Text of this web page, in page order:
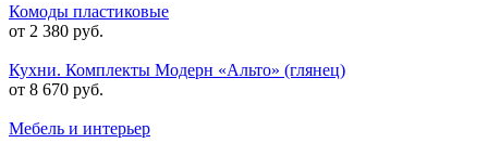
Комоды пластиковые
от 2 380 руб.
Кухни. Комплекты Модерн «Альто» (глянец)
от 8 670 руб.
Мебель и интерьер